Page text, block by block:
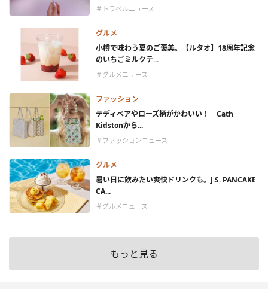
＃トラベルニュース
グルメ
小樽で味わう夏のご褒美。【ルタオ】18周年記念
のいちごミルクテ...
＃グルメニュース
ファッション
テディベアやローズ柄がかわいい！ Cath
Kidstonから...
＃ファッションニュース
グルメ
暑い日に飲みたい爽快ドリンクも。J.S. PANCAKE
CA...
＃グルメニュース
もっと見る